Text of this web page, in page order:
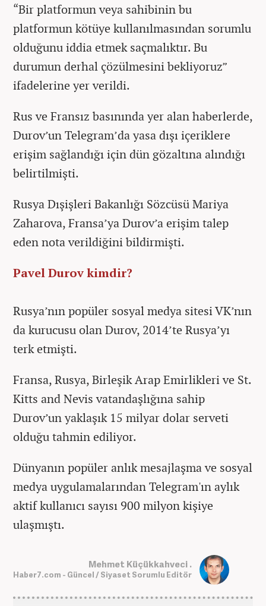
“Bir platformun veya sahibinin bu
platformun kötüye kullanılmasından sorumlu
olduğunu iddia etmek saçmalıktır. Bu
durumun derhal çözülmesini bekliyoruz”
ifadelerine yer verildi.
Rus ve Fransız basınında yer alan haberlerde,
Durov’un Telegram’da yasa dışı içeriklere
erişim sağlandığı için dün gözaltına alındığı
belirtilmişti.
Rusya Dışişleri Bakanlığı Sözcüsü Mariya
Zaharova, Fransa’ya Durov’a erişim talep
eden nota verildiğini bildirmişti.
Pavel Durov kimdir?
Rusya’nın popüler sosyal medya sitesi VK’nın
da kurucusu olan Durov, 2014’te Rusya’yı
terk etmişti.
Fransa, Rusya, Birleşik Arap Emirlikleri ve St.
Kitts and Nevis vatandaşlığına sahip
Durov’un yaklaşık 15 milyar dolar serveti
olduğu tahmin ediliyor.
Dünyanın popüler anlık mesajlaşma ve sosyal
medya uygulamalarından Telegram'ın aylık
aktif kullanıcı sayısı 900 milyon kişiye
ulaşmıştı.
Mehmet Küçükkahveci .
Haber7.com - Güncel / Siyaset Sorumlu Editör